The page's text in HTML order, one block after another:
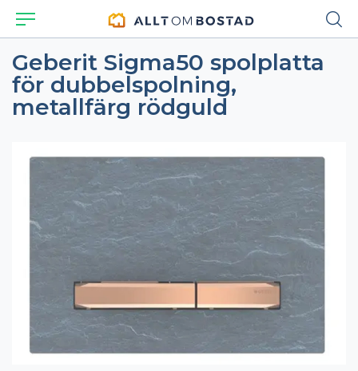
Geberit Sigma50 spolplatta
för dubbelspolning,
metallfärg rödguld